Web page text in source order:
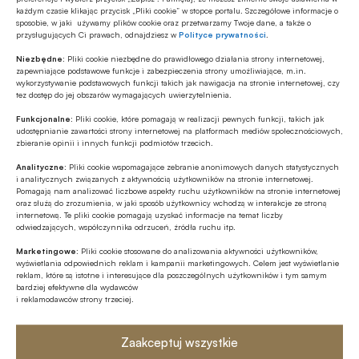
każdym czasie klikając przycisk „Pliki cookie” w stopce portalu. Szczegółowe informacje o
sposobie, w jaki używamy plików cookie oraz przetwarzamy Twoje dane, a także o
przysługujących Ci prawach, odnajdziesz wPolityce prywatności
Niezbędne: Pliki cookie niezbędne do prawidłowego działania strony internetowej,
zapewniające podstawowe funkcje i zabezpieczenia strony umożliwiające, m.in.
wykorzystywanie podstawowych funkcji takich jak nawigacja na stronie internetowej, czy
tez dostęp do jej obszarów wymagających uwierzytelnienia.
Funkcjonalne: Pliki cookie, które pomagają w realizacji pewnych funkcji, takich jak
udostępnianie zawartości strony internetowej na platformach mediów społecznościowych,
zbieranie opinii i innych funkcji podmiotów trzecich.
Analityczne: Pliki cookie wspomagające zebranie anonimowych danych statystycznych
i analitycznych związanych z aktywnością użytkowników na stronie internetowej.
Pomagają nam analizować liczbowe aspekty ruchu użytkowników na stronie internetowej
oraz służą do zrozumienia, w jaki sposób użytkownicy wchodzą w interakcje ze stroną
internetową. Te pliki cookie pomagają uzyskać informacje na temat liczby
odwiedzających, współczynnika odrzuceń, źródła ruchu itp.
Marketingowe: Pliki cookie stosowane do analizowania aktywności użytkowników,
wyświetlania odpowiednich reklam i kampanii marketingowych. Celem jest wyświetlanie
reklam, które są istotne i interesujące dla poszczególnych użytkowników i tym samym
bardziej efektywne dla wydawców
i reklamodawców strony trzeciej.
Zaakceptuj wszystkie
sprawdzą przed wyjazdem z Unii Europejskiej, czy
dany towar wymaga jakiejś dodatkowej
dokumentacji. Wtedy będzie problem, bo takie
towary będą niestety zawracane, więc pojawią się
dodatkowe koszty. Natomiast długoterminowo
raczej nie spodziewałabym się jakichś wyzwań.
Wydaje mi się, że każdy, kto jest świadomym
uczestnikiem rynku transportowego, będzie się z
tym liczyć – dodaje ekspertka.
Kolejny etap wdrażania brexitu
Brytyjski rząd zachęca przewoźników do
samodzielnego sprawdzania które importowane
do UK towary będą podlegać kontroli
(szczegółowy wykaz został opublikowany już w
ub.r.). Wszystkim uczestnikom łańcucha dostaw